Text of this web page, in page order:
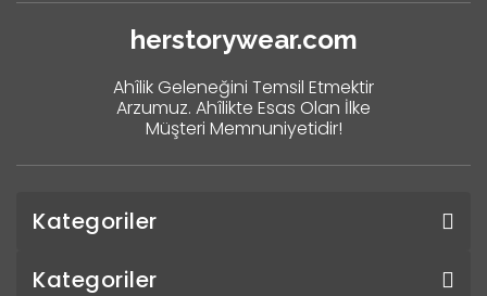
herstorywear.com
Ahîlik Geleneğini Temsil Etmektir
Arzumuz. Ahîlikte Esas Olan İlke
Müşteri Memnuniyetidir!
Kategoriler
Kategoriler